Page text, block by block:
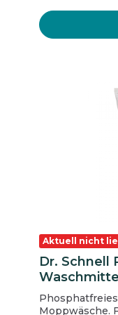
Rost,
Kosmetik-/
ohne
Emaille
geeignet für
auf intakten
Aktuell nicht
Dr. Schnell
Moppwäsche.